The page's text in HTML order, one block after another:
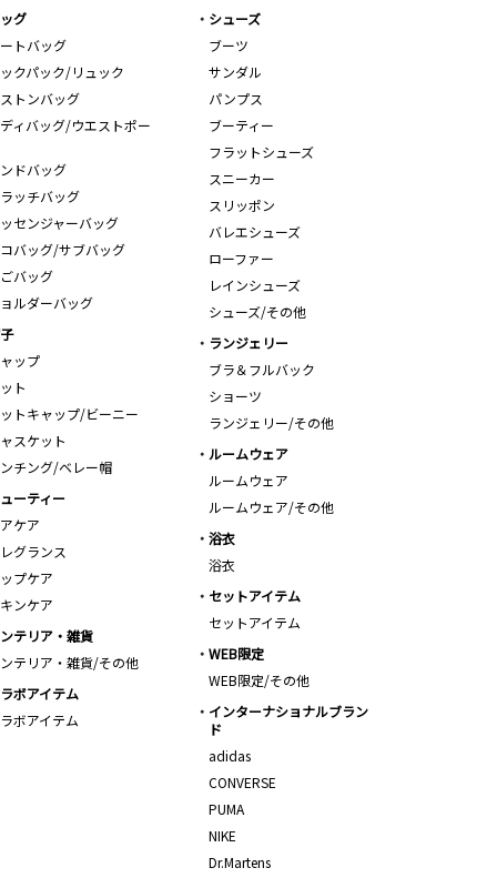
グ
トバッグ
クパック/リュック
トンバッグ
ィバッグ/ウエストポー
ドバッグ
ッチバッグ
センジャーバッグ
バッグ/サブバッグ
バッグ
ルダーバッグ
シューズ
ブーツ
サンダル
パンプス
ブーティー
フラットシューズ
スニーカー
スリッポン
バレエシューズ
ローファー
レインシューズ
シューズ/その他
ップ
ト
トキャップ/ビーニー
スケット
チング/ベレー帽
ランジェリー
ブラ＆フルバック
ショーツ
ランジェリー/その他
ルームウェア
ルームウェア
ルームウェア/その他
ーティー
ケア
グランス
プケア
ンケア
浴衣
浴衣
セットアイテム
セットアイテム
テリア・雑貨
テリア・雑貨/その他
WEB限定
WEB限定/その他
ボアイテム
ボアイテム
インターナショナルブラン
ド
adidas
CONVERSE
PUMA
NIKE
Dr.Martens